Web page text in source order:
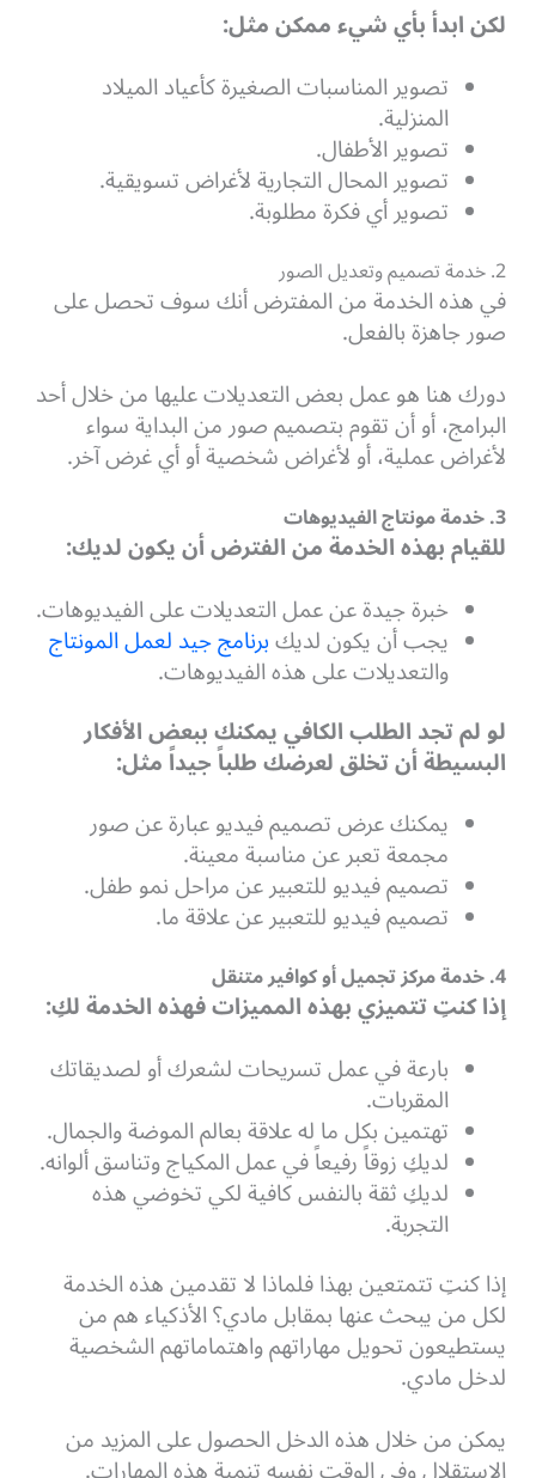
لكن ابدأ بأي شيء ممكن مثل:
تصوير المناسبات الصغيرة كأعياد الميلاد
المنزلية.
تصوير الأطفال.
تصوير المحال التجارية لأغراض تسويقية.
تصوير أي فكرة مطلوبة.
2. خدمة تصميم وتعديل الصور
في هذه الخدمة من المفترض أنك سوف تحصل على
صور جاهزة بالفعل.
دورك هنا هو عمل بعض التعديلات عليها من خلال أحد
البرامج، أو أن تقوم بتصميم صور من البداية سواء
لأغراض عملية، أو لأغراض شخصية أو أي غرض آخر.
3. خدمة مونتاج الفيديوهات
للقيام بهذه الخدمة من الفترض أن يكون لديك:
خبرة جيدة عن عمل التعديلات على الفيديوهات.
يجب أن يكون لديكبرنامج جيد لعمل المونتاج
والتعديلات على هذه الفيديوهات.
لو لم تجد الطلب الكافي يمكنك ببعض الأفكار
البسيطة أن تخلق لعرضك طلباً جيداً مثل:
يمكنك عرض تصميم فيديو عبارة عن صور
مجمعة تعبر عن مناسبة معينة.
تصميم فيديو للتعبير عن مراحل نمو طفل.
تصميم فيديو للتعبير عن علاقة ما.
4. خدمة مركز تجميل أو كوافير متنقل
إذا كنتِ تتميزي بهذه المميزات فهذه الخدمة لكِ:
بارعة في عمل تسريحات لشعرك أو لصديقاتك
المقربات.
تهتمين بكل ما له علاقة بعالم الموضة والجمال.
لديكِ زوقاً رفيعاً في عمل المكياج وتناسق ألوانه.
لديكِ ثقة بالنفس كافية لكي تخوضي هذه
التجربة.
إذا كنتِ تتمتعين بهذا فلماذا لا تقدمين هذه الخدمة
لكل من يبحث عنها بمقابل مادي؟ الأذكياء هم من
يستطيعون تحويل مهاراتهم واهتماماتهم الشخصية
لدخل مادي.
يمكن من خلال هذه الدخل الحصول على المزيد من